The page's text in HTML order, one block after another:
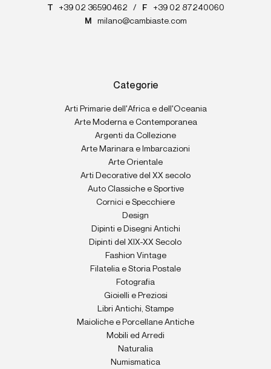
T
+39 02 36590462 / F
+39 02 87240060
M
milano@cambiaste.com
Categorie
Arti Primarie dell'Africa e dell'Oceania
Arte Moderna e Contemporanea
Argenti da Collezione
Arte Marinara e Imbarcazioni
Arte Orientale
Arti Decorative del XX secolo
Auto Classiche e Sportive
Cornici e Specchiere
Design
Dipinti e Disegni Antichi
Dipinti del XIX-XX Secolo
Fashion Vintage
Filatelia e Storia Postale
Fotografia
Gioielli e Preziosi
Libri Antichi, Stampe
Maioliche e Porcellane Antiche
Mobili ed Arredi
Naturalia
Numismatica